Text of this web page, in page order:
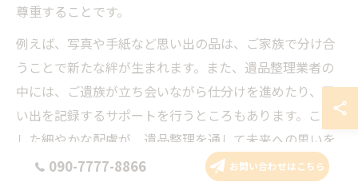
尊重することです。
例えば、写真や手紙など思い出の品は、ご家族で分け合
うことで新たな絆が生まれます。また、遺品整理業者の
中には、ご遺族が立ち会いながら仕分けを進めたり、思
い出を記録するサポートを行うところもあります。こう
した細やかな配慮が、遺品整理を通して未来への思いを
つなげるポイントとなります。
090-7777-8866 お問い合わせはこちら